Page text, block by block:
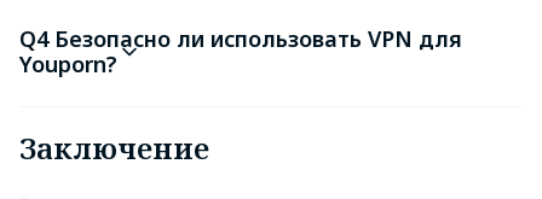
Q4 Безопасно ли использовать VPN для
Youporn?
Заключение